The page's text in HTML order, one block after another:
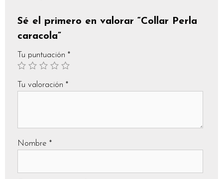
Sé el primero en valorar “Collar Perla
caracola”
Tu puntuación *
Tu valoración *
Nombre *